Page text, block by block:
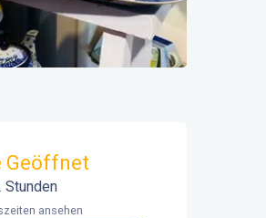
& Kontaktdaten
Geöffnet
Stunden
ansehen